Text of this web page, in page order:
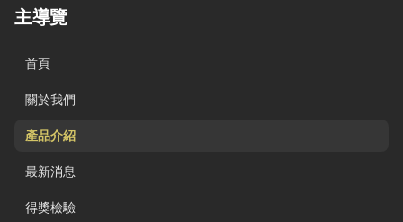
主導覽
首頁
關於我們
產品介紹
最新消息
得獎檢驗